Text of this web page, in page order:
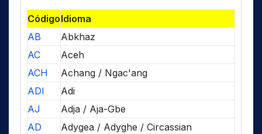
CódigoIdioma
AB
Abkhaz
AC
Aceh
ACH
Achang / Ngac'ang
ADI
Adi
AJ
Adja / Aja-Gbe
AD
Adygea / Adyghe / Circassian